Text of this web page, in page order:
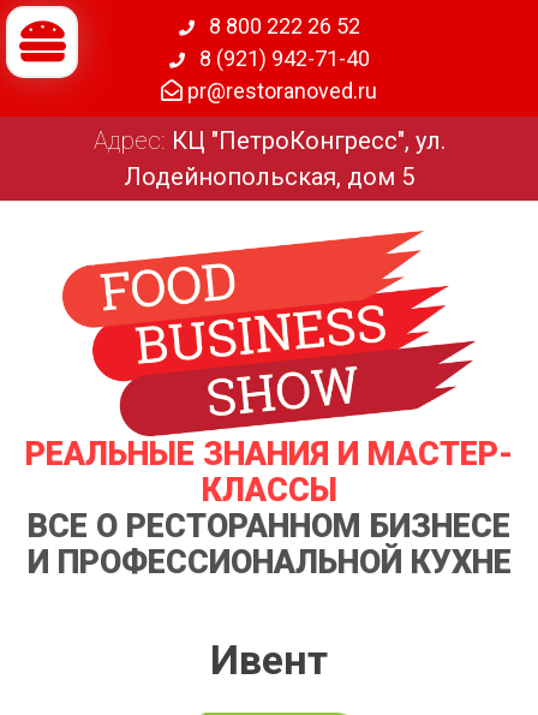
8 800 222 26 52
8 (921) 942-71-40
pr@restoranoved.ru
Адрес: КЦ "ПетроКонгресс", ул.
Лодейнопольская, дом 5
РЕАЛЬНЫЕ ЗНАНИЯ И МАСТЕР-
КЛАССЫ
ВСЕ О РЕСТОРАННОМ БИЗНЕСЕ
И ПРОФЕССИОНАЛЬНОЙ КУХНЕ
Ивент